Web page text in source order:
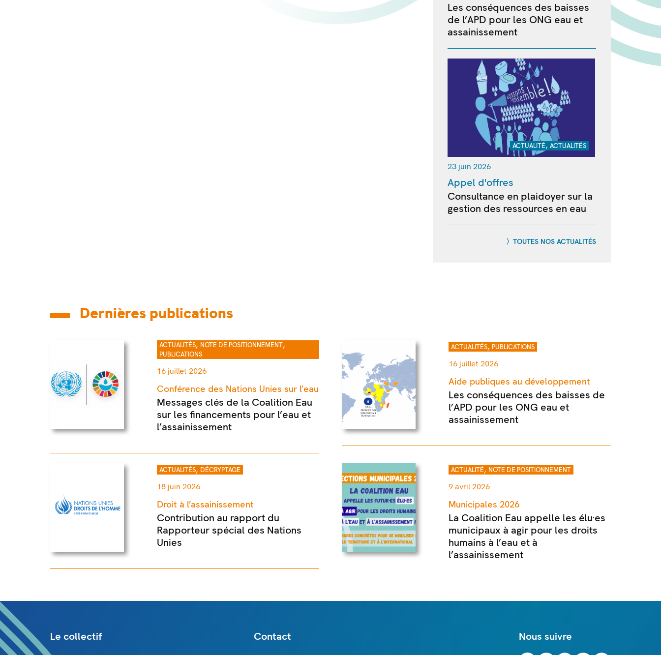
Les conséquences des baisses
de l’APD pour les ONG eau et
assainissement
ACTUALITÉ, ACTUALITÉS
23 juin 2026
Appel d'offres
Consultance en plaidoyer sur la
gestion des ressources en eau
TOUTES NOS ACTUALITÉS
Dernières publications
ACTUALITÉS, NOTE DE POSITIONNEMENT,
PUBLICATIONS
16 juillet 2026
Conférence des Nations Unies sur l’eau
Messages clés de la Coalition Eau
sur les financements pour l’eau et
l’assainissement
ACTUALITÉS, PUBLICATIONS
16 juillet 2026
Aide publiques au développement
Les conséquences des baisses de
l’APD pour les ONG eau et
assainissement
ACTUALITÉS, DÉCRYPTAGE
18 juin 2026
Droit à l’assainissement
Contribution au rapport du
Rapporteur spécial des Nations
Unies
ACTUALITÉ, NOTE DE POSITIONNEMENT
9 avril 2026
Municipales 2026
La Coalition Eau appelle les élu·es
municipaux à agir pour les droits
humains à l’eau et à
l’assainissement
Le collectif Contact Nous suivre